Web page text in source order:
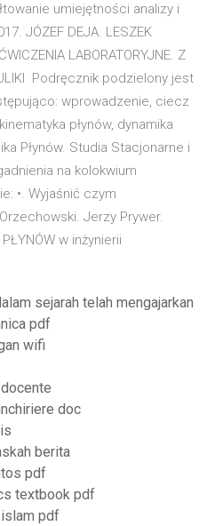
umiejętności analizy i
JÓZEF DEJA. LESZEK
LABORATORYJNE. Z
Podręcznik podzielony jest
wprowadzenie, ciecz
płynów, dynamika
Płynów. Studia Stacjonarne i
na kolokwium
•. Wyjaśnić czym
Jerzy Prywer.
w inżynierii
sejarah telah mengajarkan
pdf
wifi
doc
berita
pdf
textbook pdf
pdf